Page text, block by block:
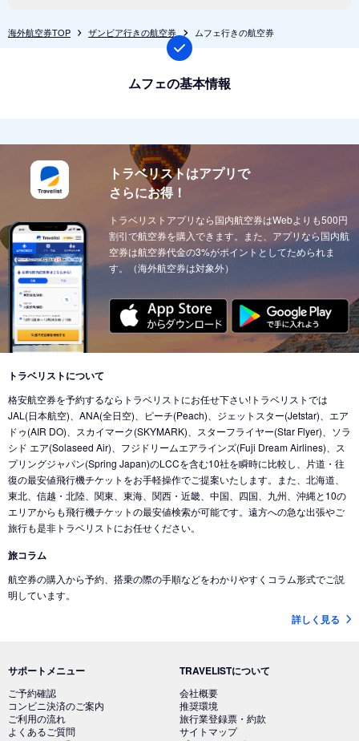
海外航空券TOP ザンビア行きの航空券 ムフェ行きの航空券
ムフェの基本情報
トラベリストはアプリで
さらにお得！
トラベリストアプリなら国内航空券はWebよりも500円
割引で航空券を購入できます。また、アプリなら国内航
空券は航空券代金の3%がポイントとしてためられま
す。（海外航空券は対象外）
トラベリストについて
格安航空券を予約するならトラベリストにお任せ下さい!トラベリストでは
JAL(日本航空)、ANA(全日空)、ピーチ(Peach)、ジェットスター(Jetstar)、エア
ドゥ(AIR DO)、スカイマーク(SKYMARK)、スターフライヤー(Star Flyer)、ソラ
シド エア(Solaseed Air)、フジドリームエアラインズ(Fuji Dream Airlines)、ス
プリングジャパン(Spring Japan)のLCCを含む10社を瞬時に比較し、片道・往
復の最安値飛行機チケットをお手軽操作でご提案いたします。また、北海道、
東北、信越・北陸、関東、東海、関西・近畿、中国、四国、九州、沖縄と10の
エリアからも飛行機チケットの最安値検索が可能です。遠方への急な出張やご
旅行も是非トラベリストにお任せください。
旅コラム
航空券の購入から予約、搭乗の際の手順などをわかりやすくコラム形式でご説
明しています。
詳しく見る
サポートメニュー
ご予約確認
コンビニ決済のご案内
ご利用の流れ
よくあるご質問
TRAVELISTについて
会社概要
推奨環境
旅行業登録票・約款
サイトマップ